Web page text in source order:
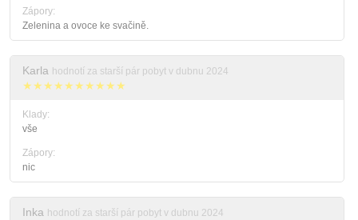
Zápory:
Zelenina a ovoce ke svačině.
Karla hodnotí za starší pár pobyt v dubnu 2024
★★★★★★★★★★
Klady:
vše
Zápory:
nic
Inka hodnotí za starší pár pobyt v dubnu 2024